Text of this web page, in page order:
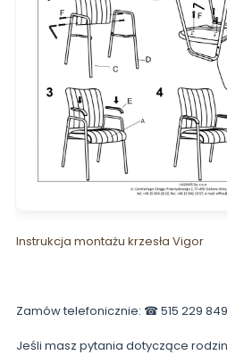
Instrukcja montażu krzesła Vigor
Zamów telefonicznie: ☎ 515 229 849
Jeśli masz pytania dotyczące